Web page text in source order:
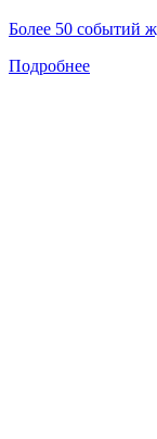
Более 50 событий
Подробнее